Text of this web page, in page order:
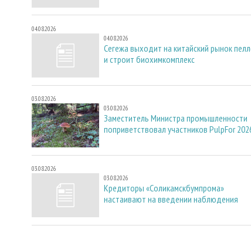
04.08.2026
04.08.2026
Сегежа выходит на китайский рынок
и строит биохимкомплекс
03.08.2026
03.08.2026
Заместитель Министра промышленности
поприветствовал участников PulpFor
03.08.2026
03.08.2026
Кредиторы «Соликамскбумпрома»
настаивают на введении наблюдения